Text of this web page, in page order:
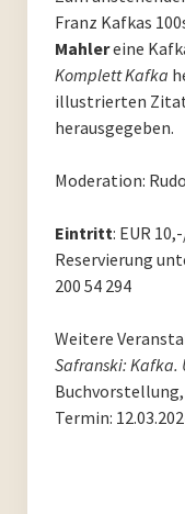
Archiv 2019
Archiv 2018
Archiv 2015
Archiv 2013
Archiv 2012
Franz Kafkas
Mahlereine
Komplett Kafka
illustrierten
herausgegeben.
Moderation:
Eintritt: EUR
Reservierung
200 54 294
Weitere
Safranski: Kafka.
Termin: